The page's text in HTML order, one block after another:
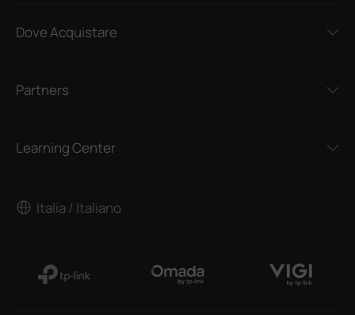
Dove Acquistare
Partners
Learning Center
Italia / Italiano